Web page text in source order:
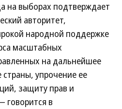
на выборах подтверждает
авторитет,
народной поддержке
масштабных
на дальнейшее
упрочение ее
защиту прав и
говорится в